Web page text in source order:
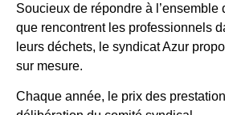
Soucieux de répondre à l’ensemble
que rencontrent les professionnels
leurs déchets, le syndicat Azur
sur mesure.
Chaque année, le prix des